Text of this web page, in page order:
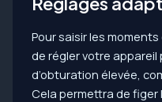
Pour saisir les
de régler votre
d’obturation élevée,
Cela permettra de figer